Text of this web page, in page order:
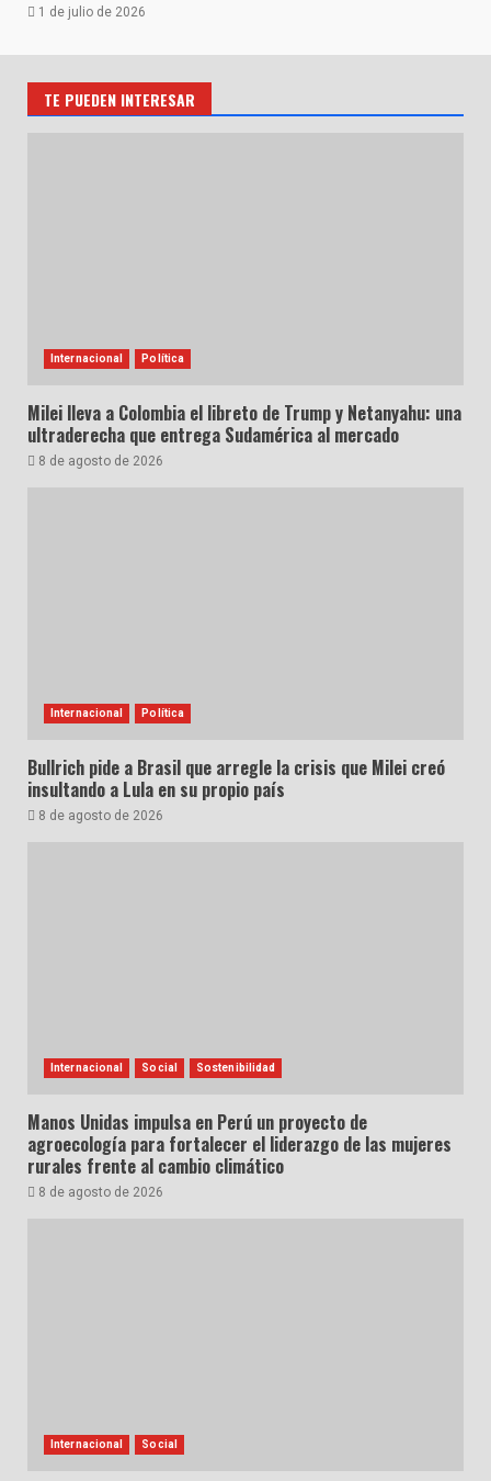
1 de julio de 2026
TE PUEDEN INTERESAR
Internacional Política
Milei lleva a Colombia el libreto de Trump y Netanyahu: una
ultraderecha que entrega Sudamérica al mercado
8 de agosto de 2026
Internacional Política
Bullrich pide a Brasil que arregle la crisis que Milei creó
insultando a Lula en su propio país
8 de agosto de 2026
Internacional Social Sostenibilidad
Manos Unidas impulsa en Perú un proyecto de
agroecología para fortalecer el liderazgo de las mujeres
rurales frente al cambio climático
8 de agosto de 2026
Internacional Social